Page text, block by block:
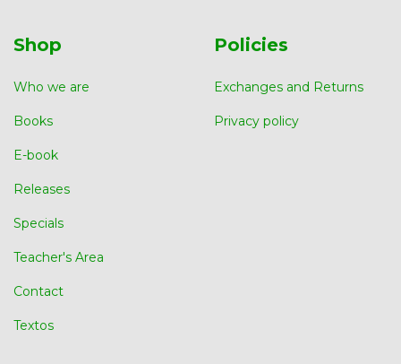
Shop
Who we are
Books
E-book
Releases
Specials
Teacher's Area
Contact
Textos
Policies
Exchanges and Returns
Privacy policy